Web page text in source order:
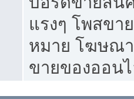
แรงๆ โพสขา
หมาย โฆษณ
ขายของออน